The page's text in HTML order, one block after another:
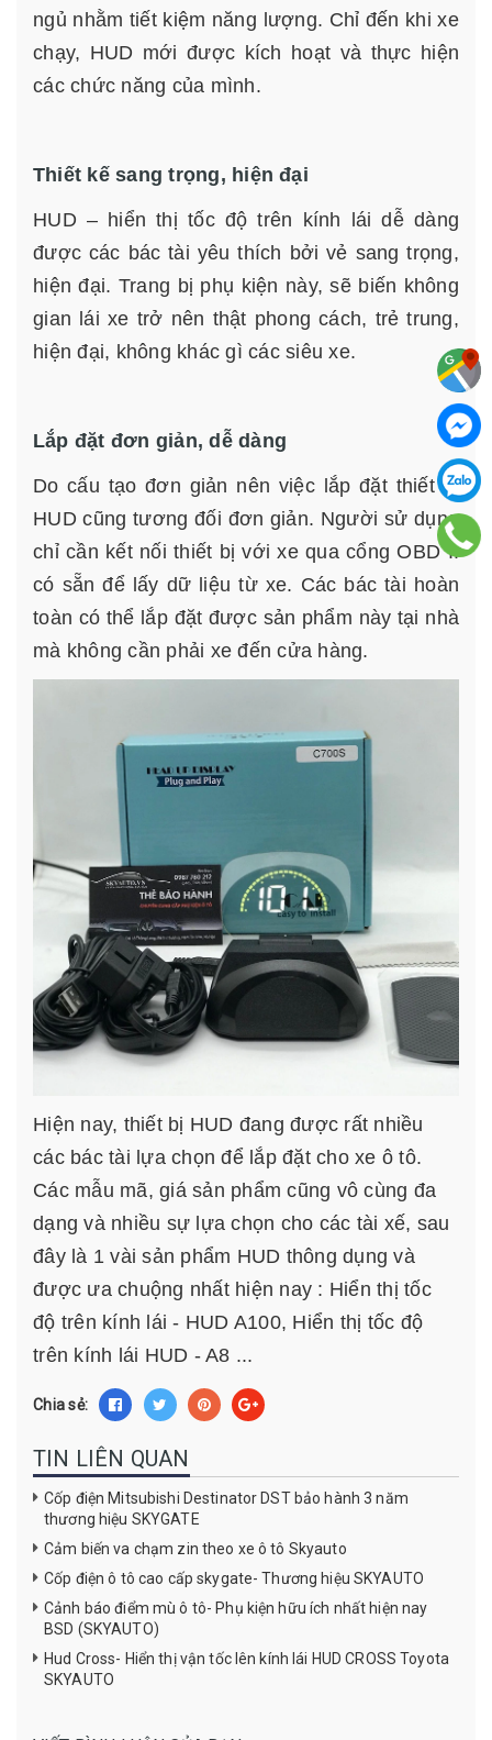
ngủ nhằm tiết kiệm năng lượng. Chỉ đến khi xe
chạy, HUD mới được kích hoạt và thực hiện
các chức năng của mình.
Thiết kế sang trọng, hiện đại
HUD – hiển thị tốc độ trên kính lái dễ dàng
được các bác tài yêu thích bởi vẻ sang trọng,
hiện đại. Trang bị phụ kiện này, sẽ biến không
gian lái xe trở nên thật phong cách, trẻ trung,
hiện đại, không khác gì các siêu xe.
Lắp đặt đơn giản, dễ dàng
Do cấu tạo đơn giản nên việc lắp đặt thiết bị
HUD cũng tương đối đơn giản. Người sử dụng
chỉ cần kết nối thiết bị với xe qua cổng OBD II
có sẵn để lấy dữ liệu từ xe. Các bác tài hoàn
toàn có thể lắp đặt được sản phẩm này tại nhà
mà không cần phải xe đến cửa hàng.
Hiện nay, thiết bị HUD đang được rất nhiều
các bác tài lựa chọn để lắp đặt cho xe ô tô.
Các mẫu mã, giá sản phẩm cũng vô cùng đa
dạng và nhiều sự lựa chọn cho các tài xế, sau
đây là 1 vài sản phẩm HUD thông dụng và
được ưa chuộng nhất hiện nay : Hiển thị tốc
độ trên kính lái - HUD A100, Hiển thị tốc độ
trên kính lái HUD - A8 ...
Chia sẻ:
TIN LIÊN QUAN
Cốp điện Mitsubishi Destinator DST bảo hành 3 năm
thương hiệu SKYGATE
Cảm biến va chạm zin theo xe ô tô Skyauto
Cốp điện ô tô cao cấp skygate- Thương hiệu SKYAUTO
Cảnh báo điểm mù ô tô- Phụ kiện hữu ích nhất hiện nay
BSD (SKYAUTO)
Hud Cross- Hiển thị vận tốc lên kính lái HUD CROSS Toyota
SKYAUTO